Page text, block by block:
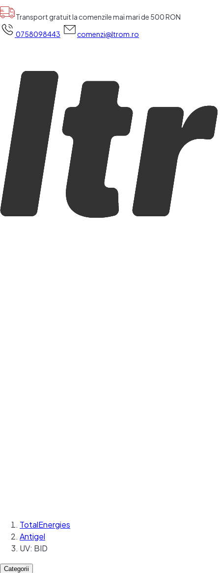
Transport gratuit la comenzile mai mari de 500 RON
0758098443
comenzi@ltrom.ro
TotalEnergies
Antigel
UV: BID
Categorii